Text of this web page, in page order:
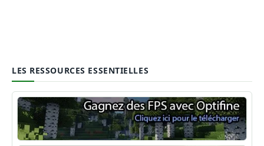
LES RESSOURCES ESSENTIELLES
Optifine